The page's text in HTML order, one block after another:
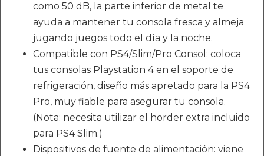
como 50 dB, la parte inferior de metal te
ayuda a mantener tu consola fresca y almeja
jugando juegos todo el día y la noche.
Compatible con PS4/Slim/Pro Consol: coloca
tus consolas Playstation 4 en el soporte de
refrigeración, diseño más apretado para la PS4
Pro, muy fiable para asegurar tu consola.
(Nota: necesita utilizar el horder extra incluido
para PS4 Slim.)
Dispositivos de fuente de alimentación: viene